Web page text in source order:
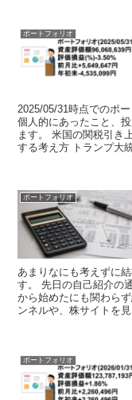
ポートフォリオ
2025/05/31時点でのポ
個人的にあったこと、
ます。 米国の関税引き
する考え方 トランプ大
ポートフォリオ
あまりなにも考えずに
す。 先日の自己紹介の
から始めたにも関わら
ンネルや、株サイトを
ポートフォリオ